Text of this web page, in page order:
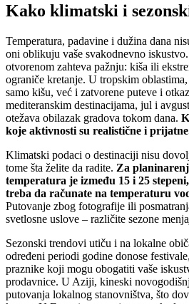
Kako klimatski i
Temperatura, padavine i dužina dana
oni oblikuju vaše svakodnevno
otvorenom zahteva pažnju: kiša ili
ograniče kretanje. U tropskim
samo kišu, već i zatvorene puteve i
mediteranskim destinacijama, jul i
otežava obilazak gradova tokom dana.
koje aktivnosti su realistične i
Klimatski podaci o destinaciji nisu
tome šta želite da radite. Za
temperatura je između 15 i 25
treba da računate na temperaturu
Putovanje zbog fotografije ili
svetlosne uslove – različite sezone
Sezonski trendovi utiču i na lokalne
određeni periodi godine donose
praznike koji mogu obogatiti vaše
prodavnice. U Aziji, kineski
putovanja lokalnog stanovništva, što